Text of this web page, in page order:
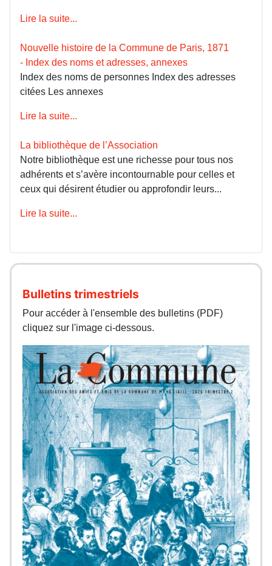
Lire la suite...
Nouvelle histoire de la Commune de Paris, 1871
- Index des noms et adresses, annexes
Index des noms de personnes Index des adresses
citées Les annexes
Lire la suite...
La bibliothèque de l’Association
Notre bibliothèque est une richesse pour tous nos
adhérents et s’avère incontournable pour celles et
ceux qui désirent étudier ou approfondir leurs...
Lire la suite...
Bulletins trimestriels
Pour accéder à l'ensemble des bulletins (PDF)
cliquez sur l'image ci-dessous.